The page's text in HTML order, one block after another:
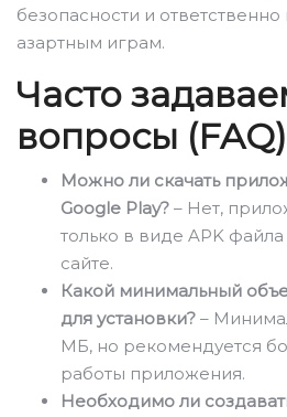
безопасности и
азартным играм.
Часто
вопросы (FAQ)
Можно ли скачать
Google Play? – Нет,
только в виде APK
сайте.
Какой минимальный
для установки? –
МБ, но рекомендуется
работы приложения.
Необходимо ли